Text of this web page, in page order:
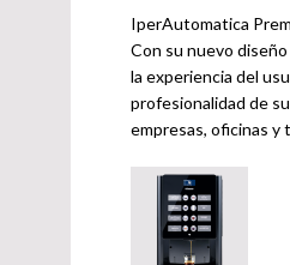
IperAutomatica
Con su nuevo
la experiencia del
profesionalidad de
empresas, oficinas y